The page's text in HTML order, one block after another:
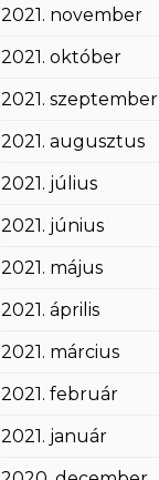
2021. november
2021. október
2021. szeptember
2021. augusztus
2021. július
2021. június
2021. május
2021. április
2021. március
2021. február
2021. január